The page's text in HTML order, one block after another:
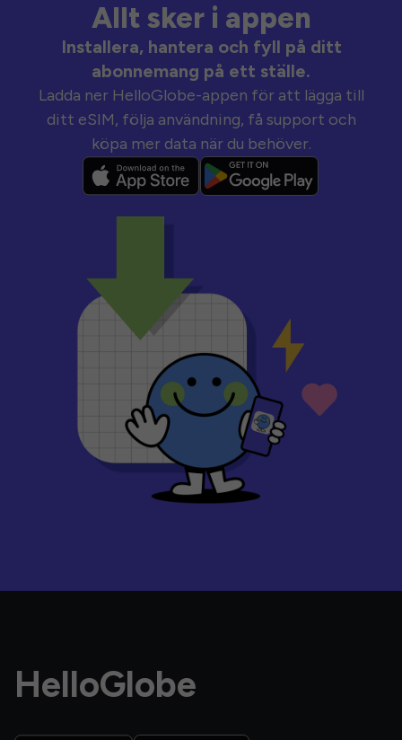
Allt sker i appen
Installera, hantera och fyll på ditt
abonnemang på ett ställe.
Ladda ner HelloGlobe-appen för att lägga till
ditt eSIM, följa användning, få support och
köpa mer data när du behöver.
HelloGlobe